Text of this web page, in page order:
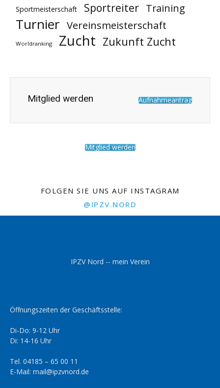
Sportmeisterschaft Sportreiter Training
Turnier Vereinsmeisterschaft
Worldranking Zucht Zukunft Zucht
Mitglied werden Aufnahmeantrag
Mitglied werden
FOLGEN SIE UNS AUF INSTAGRAM
@IPZV.NORD
IPZV Nord -- mein Verein
Öffnungszeiten der Geschäftsstelle:
Di-Do: 9-12 Uhr
Di: 14-16 Uhr
Tel. 04185 – 65 00 11
E-Mail: mail@ipzvnord.de